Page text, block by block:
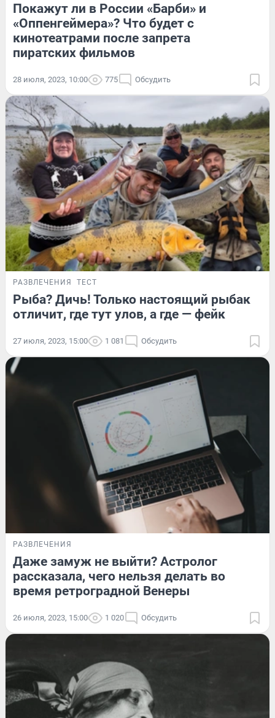
Покажут ли в России «Барби» и
«Оппенгеймера»? Что будет с
кинотеатрами после запрета
пиратских фильмов
28 июля, 2023, 10:00 775 Обсудить
РАЗВЛЕЧЕНИЯ ТЕСТ
Рыба? Дичь! Только настоящий рыбак
отличит, где тут улов, а где — фейк
27 июля, 2023, 15:00 1 081 Обсудить
РАЗВЛЕЧЕНИЯ
Даже замуж не выйти? Астролог
рассказала, чего нельзя делать во
время ретроградной Венеры
26 июля, 2023, 15:00 1 020 Обсудить